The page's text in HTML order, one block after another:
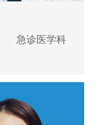
急诊医学科